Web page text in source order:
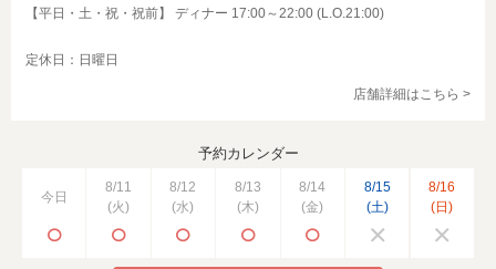
【平日・土・祝・祝前】 ディナー 17:00～22:00 (L.O.21:00)
定休日：日曜日
店舗詳細はこちら >
予約カレンダー
今日
8/11
(火)
8/12
(水)
8/13
(木)
8/14
(金)
8/15
(土)
8/16
(日)